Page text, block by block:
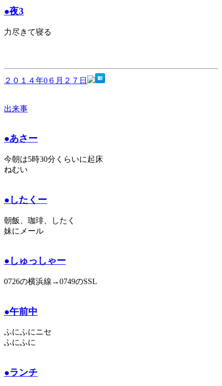
●夜3
力尽きて寝る
２０１４年0６月２７日
出来事
●あさー
今朝は5時30分くらいに起床
ねむい
●したくー
朝飯、珈琲、したく
妹にメール
●しゅっしゃー
0726の横浜線→0749のSSL
●午前中
ふにふにニセ
ふにふに
●ランチ